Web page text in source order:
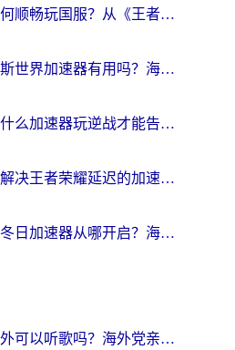
人在海外，如何顺畅玩国服？从《王者荣耀》到《云图计划》的加速器终极指南
在国外玩塔瑞斯世界加速器有用吗？海外玩家亲测后的真实答案
身在海外，用什么加速器玩逆战才能告别延迟？
海外党必看：解决王者荣耀延迟的加速器终极指南——从EVE到猫和老鼠，一个工具全搞定
苹果手机无尽冬日加速器从哪开启？海外玩家的冬日生存指南
酷狗会员在国外可以听歌吗？海外党亲测有效：3步解决音乐权限难题